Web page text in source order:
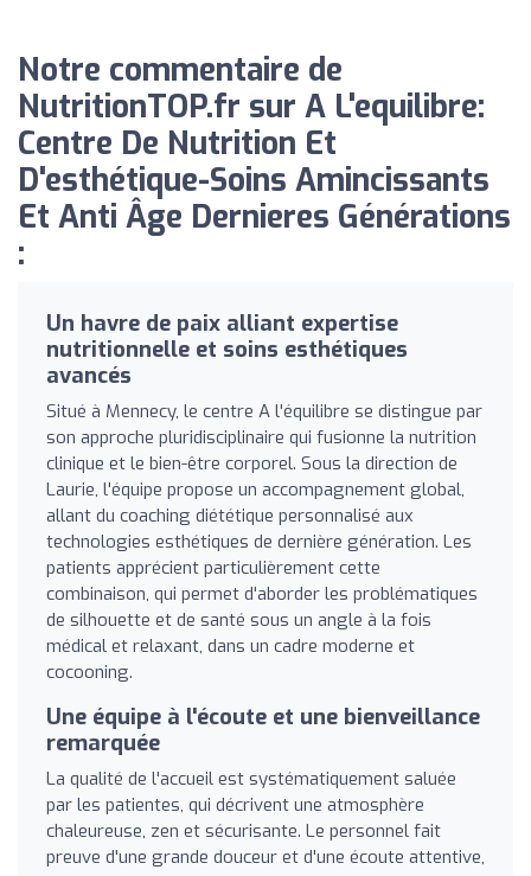
Notre commentaire de
NutritionTOP.fr sur A L'equilibre:
Centre De Nutrition Et
D'esthétique-Soins Amincissants
Et Anti Âge Dernieres Générations
:
Un havre de paix alliant expertise
nutritionnelle et soins esthétiques
avancés
Situé à Mennecy, le centre A l'équilibre se distingue par
son approche pluridisciplinaire qui fusionne la nutrition
clinique et le bien-être corporel. Sous la direction de
Laurie, l'équipe propose un accompagnement global,
allant du coaching diététique personnalisé aux
technologies esthétiques de dernière génération. Les
patients apprécient particulièrement cette
combinaison, qui permet d'aborder les problématiques
de silhouette et de santé sous un angle à la fois
médical et relaxant, dans un cadre moderne et
cocooning.
Une équipe à l'écoute et une bienveillance
remarquée
La qualité de l'accueil est systématiquement saluée
par les patientes, qui décrivent une atmosphère
chaleureuse, zen et sécurisante. Le personnel fait
preuve d'une grande douceur et d'une écoute attentive,